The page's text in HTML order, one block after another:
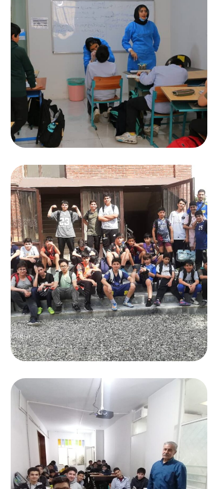
حضور دوره ای پزشک
دبیرستان انرژی برتر کلاس دبیرستان
اردوی تفریحی
اردوهای زیارتی و تفریحی دبیرستان,دبیرستان انرژی برتر
کلاس فعال
دبیرستان انرژی برتر , کلاس دبیرستان